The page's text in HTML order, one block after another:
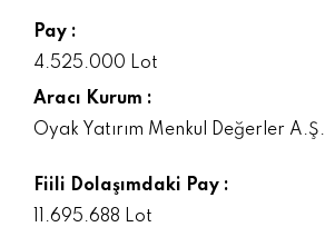
Pay :
4.525.000 Lot
Aracı Kurum :
Oyak Yatırım Menkul Değerler A.Ş.
Fiili Dolaşımdaki Pay :
11.695.688 Lot